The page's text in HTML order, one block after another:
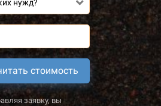
нужд?
стоимость
заявку, вы